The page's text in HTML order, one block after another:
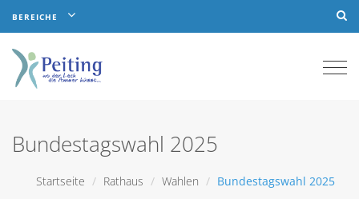
BEREICHE
Bundestagswahl 2025
Startseite Rathaus Wahlen Bundestagswahl 2025